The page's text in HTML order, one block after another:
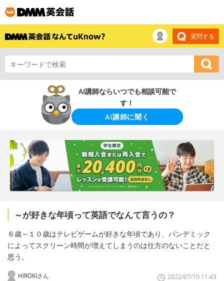
質問する
AI講師ならいつでも相談可能で
す！
AI講師に聞く
～が好きな年頃って英語でなんて言うの？
６歳～１０歳はテレビゲームが好きな年頃であり、パンデミック
によってスクリーン時間が増えてしまうのは仕方のないことだと
思う。
HIROKIさん 2022/07/10 11:43